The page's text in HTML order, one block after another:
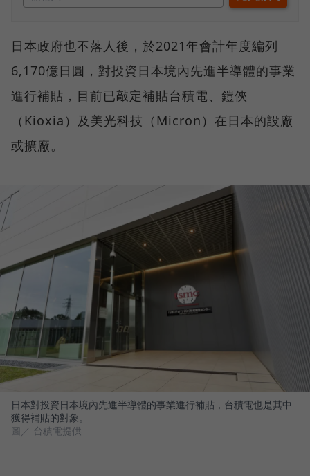
日本政府也不落人後，於2021年會計年度編列
6,170億日圓，對投資日本境內先進半導體的事業
進行補貼，目前已敲定補貼台積電、鎧俠
（Kioxia）及美光科技（Micron）在日本的設廠
或擴廠。
日本對投資日本境內先進半導體的事業進行補貼，台積電也是其中
獲得補貼的對象。
圖／ 台積電提供